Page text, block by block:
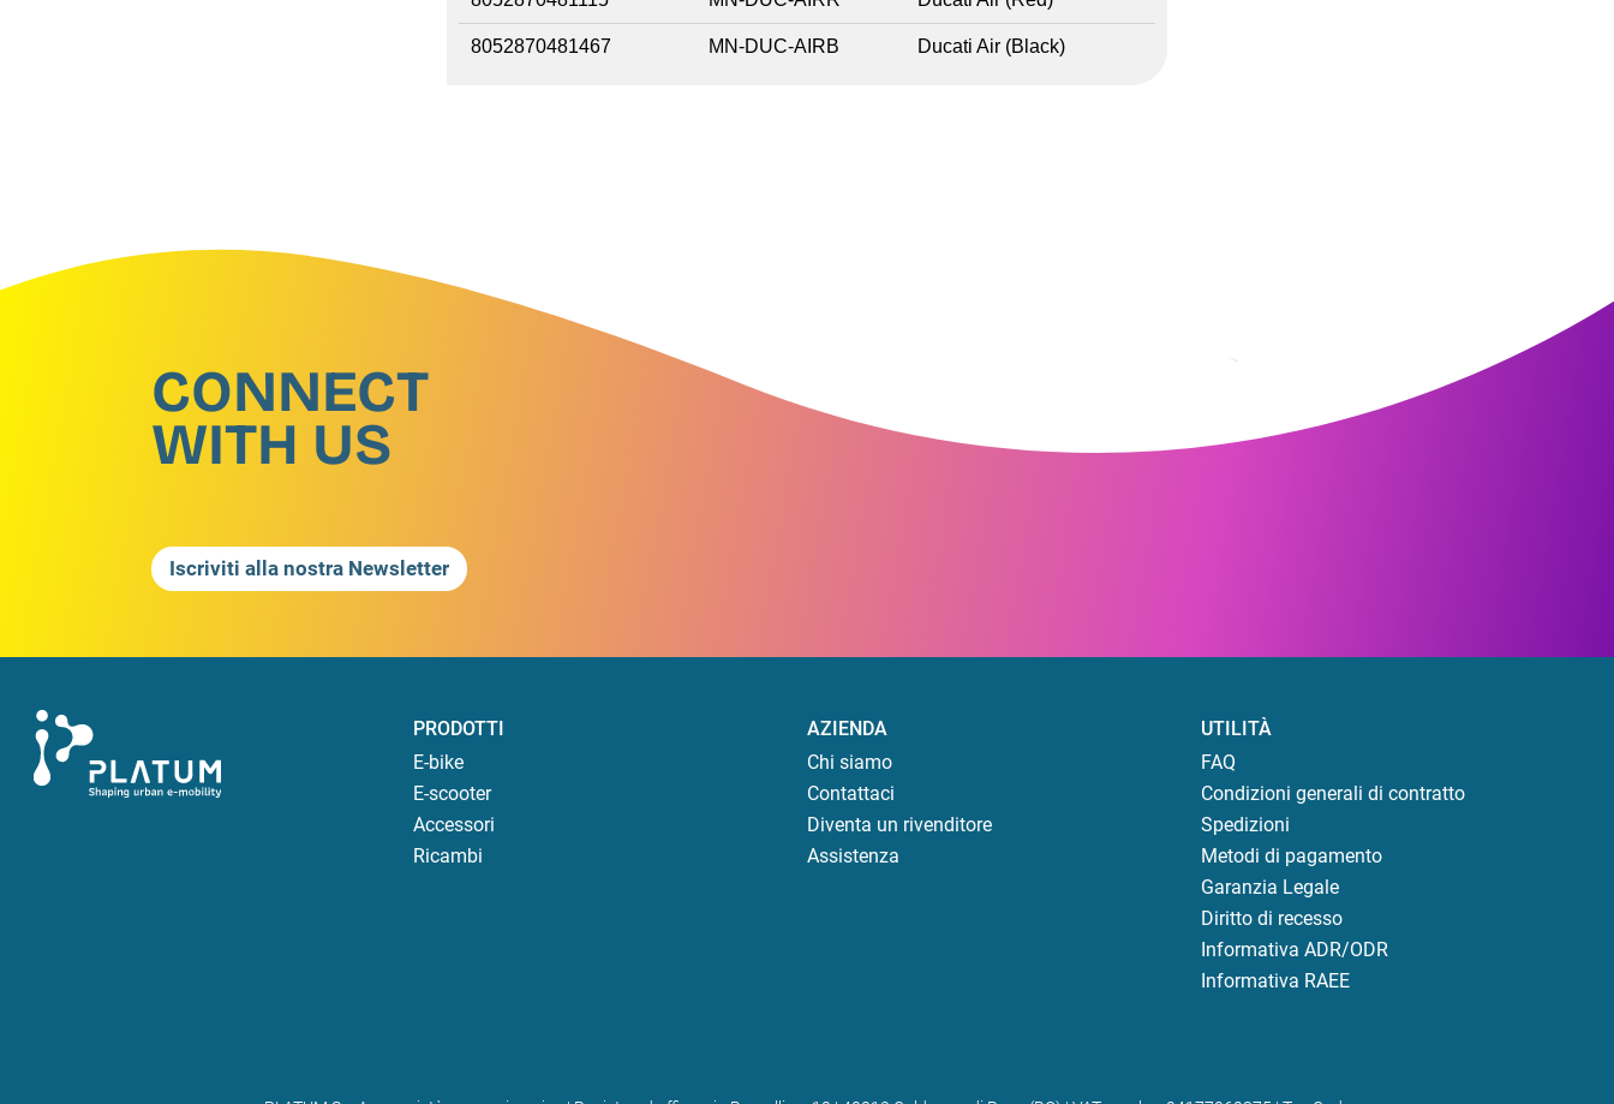
8052870481467 MN-DUC-AIRB Ducati Air (Black)
CONNECT
WITH US
Iscriviti alla nostra Newsletter
PRODOTTI
E-bike
E-scooter
Accessori
Ricambi
AZIENDA
Chi siamo
Contattaci
Diventa un rivenditore
Assistenza
UTILITÀ
FAQ
Condizioni generali di contratto
Spedizioni
Metodi di pagamento
Garanzia Legale
Diritto di recesso
Informativa ADR/ODR
Informativa RAEE